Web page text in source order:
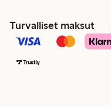
Turvalliset maksut